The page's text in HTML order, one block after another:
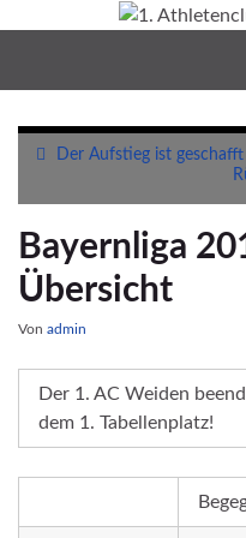
Der Aufstieg ist geschafft
Bayernliga
Übersicht
Von admin
Der 1. AC Weiden
dem 1. Tabellenplatz!